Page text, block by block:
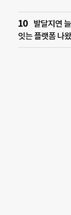
발달지연
잇는 플랫폼 나